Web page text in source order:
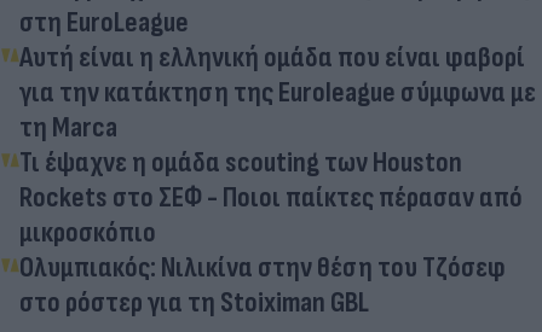
στη EuroLeague
Αυτή είναι η ελληνική ομάδα που είναι φαβορί
για την κατάκτηση της Euroleague σύμφωνα με
τη Marca
Τι έψαχνε η ομάδα scouting των Houston
Rockets στο ΣΕΦ - Ποιοι παίκτες πέρασαν από
μικροσκόπιο
Ολυμπιακός: Νιλικίνα στην θέση του Τζόσεφ
στο ρόστερ για τη Stoiximan GBL